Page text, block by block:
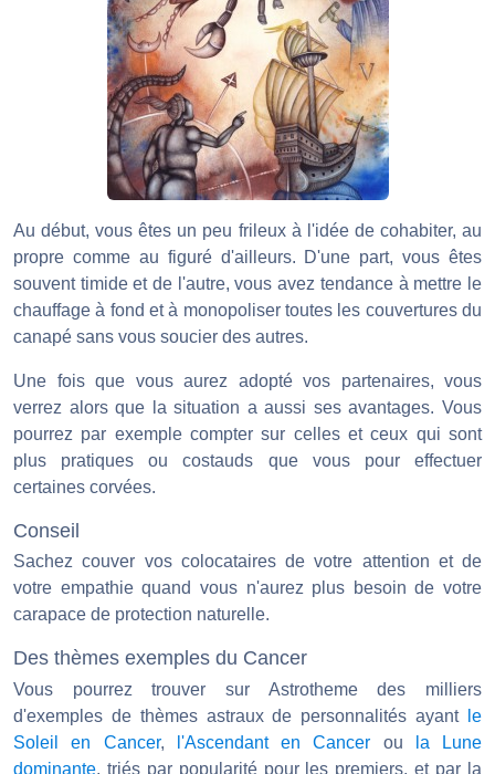
Au début, vous êtes un peu frileux à l'idée de cohabiter, au
propre comme au figuré d'ailleurs. D'une part, vous êtes
souvent timide et de l'autre, vous avez tendance à mettre le
chauffage à fond et à monopoliser toutes les couvertures du
canapé sans vous soucier des autres.
Une fois que vous aurez adopté vos partenaires, vous
verrez alors que la situation a aussi ses avantages. Vous
pourrez par exemple compter sur celles et ceux qui sont
plus pratiques ou costauds que vous pour effectuer
certaines corvées.
Conseil
Sachez couver vos colocataires de votre attention et de
votre empathie quand vous n'aurez plus besoin de votre
carapace de protection naturelle.
Des thèmes exemples du Cancer
Vous pourrez trouver sur Astrotheme des milliers
d'exemples de thèmes astraux de personnalités ayant
le
Soleil en Cancer, l'Ascendant en Cancer ou
la Lune
dominante, triés par popularité pour les premiers, et par la